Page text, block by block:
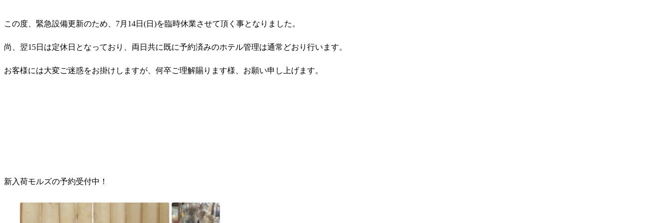
この度、緊急設備更新のため、7月14日(日)を臨時休業させて頂く事となりました。
尚、翌15日は定休日となっており、両日共に既に予約済みのホテル管理は通常どおり行います。
お客様には大変ご迷惑をお掛けしますが、何卒ご理解賜ります様、お願い申し上げます。
新入荷モルズの予約受付中！